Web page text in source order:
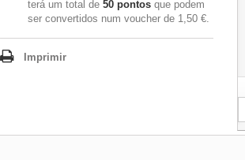
terá um total de 50 pontos que podem
ser convertidos num voucher de 1,50 €
Imprimir